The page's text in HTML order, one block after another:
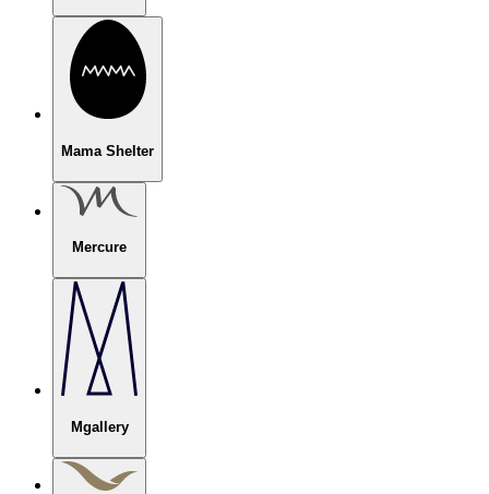
Mama Shelter
Mercure
Mgallery